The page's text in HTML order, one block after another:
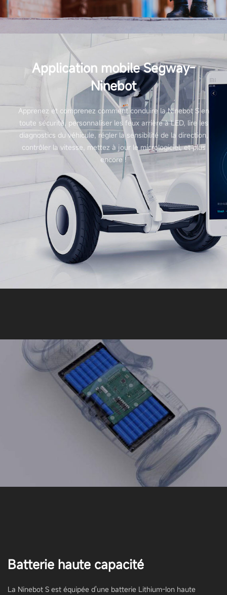
Application mobile Segway-
Ninebot
Apprenez et comprenez comment conduire la Ninebot S en
toute sécurité, personnaliser les feux arrière à LED, lire les
diagnostics du véhicule, régler la sensibilité de la direction,
contrôler la vitesse, mettez à jour le micrologiciel, et plus
encore !
Batterie haute capacité
La Ninebot S est équipée d'une batterie Lithium-Ion haute